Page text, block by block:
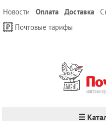
Новости Оплата Доставка
Почтовые тарифы
☰